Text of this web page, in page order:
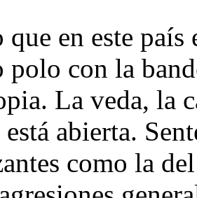
que en este
polo con la
La veda, la
abierta.
como la